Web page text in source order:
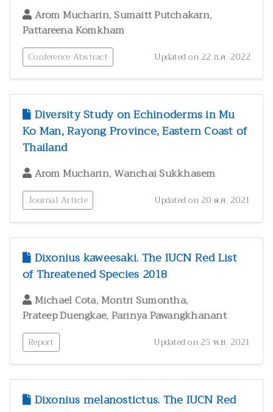
Arom Mucharin, Sumaitt Putchakarn,
Pattareena Komkham
Conference Abstract Updated on 22 ธ.ค. 2022
Diversity Study on Echinoderms in Mu
Ko Man, Rayong Province, Eastern Coast of
Thailand
Arom Mucharin, Wanchai Sukkhasem
Journal Article Updated on 20 ต.ค. 2021
Dixonius kaweesaki. The IUCN Red List
of Threatened Species 2018
Michael Cota,Montri Sumontha,
Prateep Duengkae, Parinya Pawangkhanant
Report Updated on 25 พ.ย. 2021
Dixonius melanostictus. The IUCN Red